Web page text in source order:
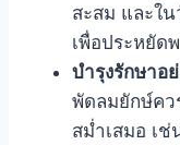
สะสม และใ
เพื่อประหยัด
บำรุงรักษาอ
พัดลมยักษ์คว
สม่ำเสมอ เ